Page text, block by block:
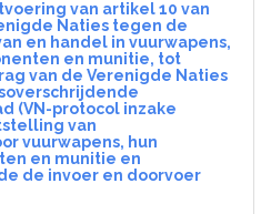
van artikel 10 van
Naties tegen de
en handel in vuurwapens,
en munitie, tot
van de Verenigde Naties
(VN-protocol inzake
van
vuurwapens, hun
en munitie en
de invoer en doorvoer